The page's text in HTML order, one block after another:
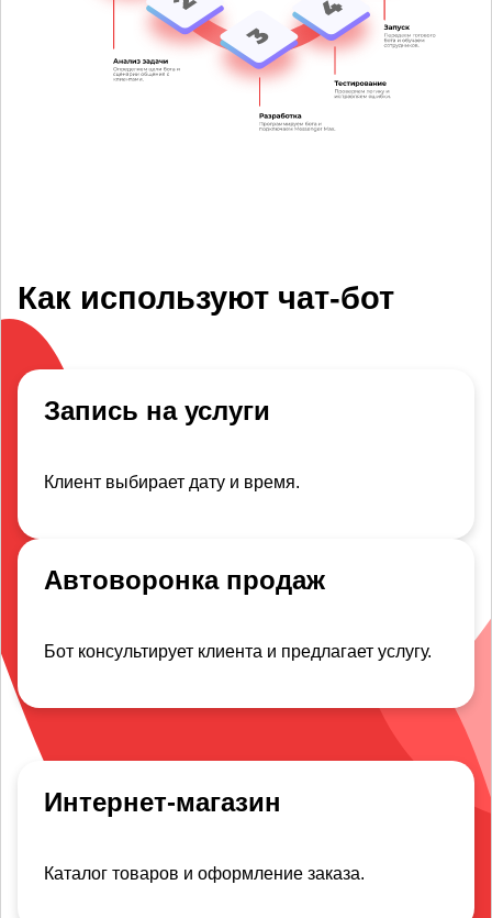
Как используют чат-бот
Запись на услуги
Клиент выбирает дату и время.
Автоворонка продаж
Бот консультирует клиента и предлагает услугу.
Интернет-магазин
Каталог товаров и оформление заказа.